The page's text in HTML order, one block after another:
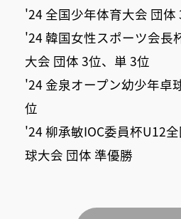
'24 全国少年体育大会 団体
'24 韓国女性スポーツ会長
大会 団体 3位、単 3位
'24 金泉オープン幼少年卓
位
'24 柳承敏IOC委員杯U12
球大会 団体 準優勝